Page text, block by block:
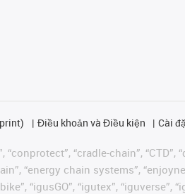
Điều khoản và Điều kiện Cài
“cradle-chain”, “CTD”,
“energy chain systems”,
“igusGO”, “igutex”, “iguverse”,